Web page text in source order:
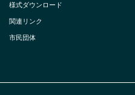
様式ダウンロード
関連リンク
市民団体